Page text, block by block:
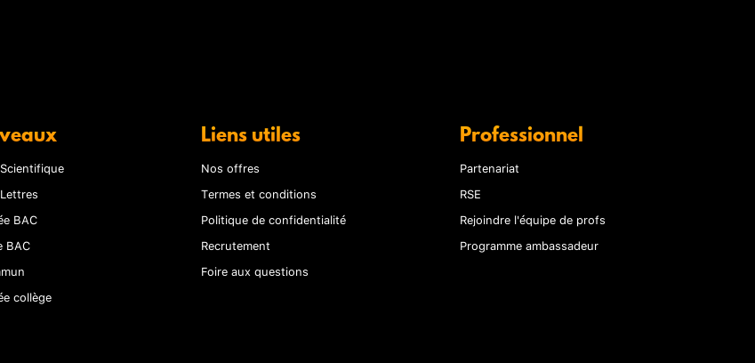
BAC
BAC
collège
Liens utiles
Nos offres
Termes et conditions
Politique de confidentialité
Recrutement
Foire aux questions
Professionnel
Partenariat
RSE
Rejoindre l'équipe de profs
Programme ambassadeur